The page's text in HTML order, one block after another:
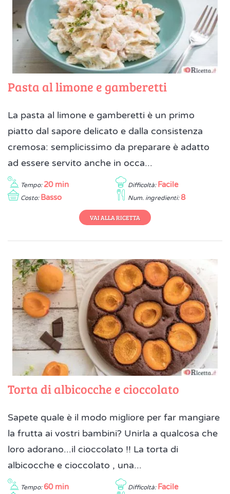
Pasta al limone e gamberetti
La pasta al limone e gamberetti è un primo
piatto dal sapore delicato e dalla consistenza
cremosa: semplicissimo da preparare è adatto
ad essere servito anche in occa...
Tempo: 20 min Difficoltà: Facile
Costo: Basso Num. ingredienti: 8
VAI ALLA RICETTA
Torta di albicocche e cioccolato
Sapete quale è il modo migliore per far mangiare
la frutta ai vostri bambini? Unirla a qualcosa che
loro adorano...il cioccolato !! La torta di
albicocche e cioccolato , una...
Tempo: 60 min Difficoltà: Facile